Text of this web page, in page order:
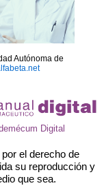
Autónoma de
Digital
el derecho de
su reproducción y
que sea.